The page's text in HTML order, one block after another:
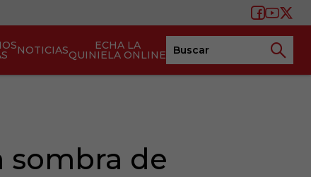
NOTICIAS ECHA LA
QUINIELA ONLINE
sombra de